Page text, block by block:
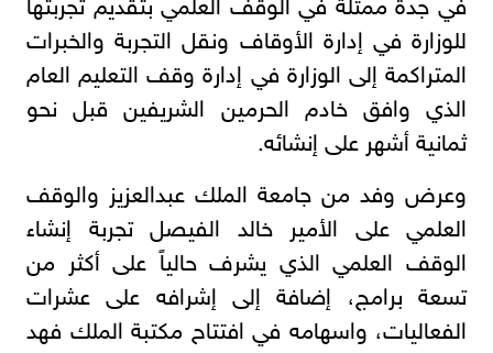
في جدة ممثلة في الوقف العلمي بتقديم تجربتها
للوزارة في إدارة الأوقاف ونقل التجربة والخبرات
المتراكمة إلى الوزارة في إدارة وقف التعليم العام
الذي وافق خادم الحرمين الشريفين قبل نحو
ثمانية أشهر على إنشائه.
وعرض وفد من جامعة الملك عبدالعزيز والوقف
العلمي على الأمير خالد الفيصل تجربة إنشاء
الوقف العلمي الذي يشرف حالياً على أكثر من
تسعة برامج، إضافة إلى إشرافه على عشرات
الفعاليات، واسهامه في افتتاح مكتبة الملك فهد